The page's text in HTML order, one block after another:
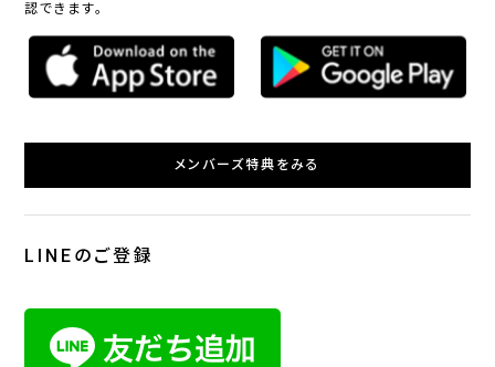
認できます。
メンバーズ特典をみる
LINEのご登録